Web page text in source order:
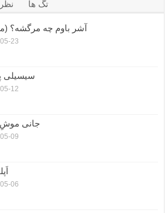
تگ ها
آشر باوم چه مرگشه؟
23
سیسیلی
12
جانی
09
06